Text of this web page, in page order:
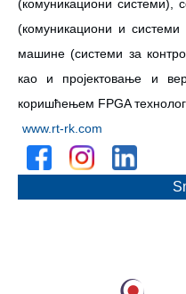
(комуникациони системи),
(комуникациони и
машине (системи за
као и пројектовање и
коришћењем FPGA
www.rt-rk.com